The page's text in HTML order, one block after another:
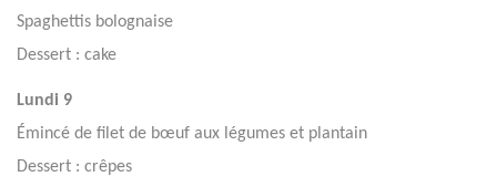
Spaghettis bolognaise
Dessert : cake
Lundi 9
Émincé de filet de bœuf aux légumes et plantain
Dessert : crêpes